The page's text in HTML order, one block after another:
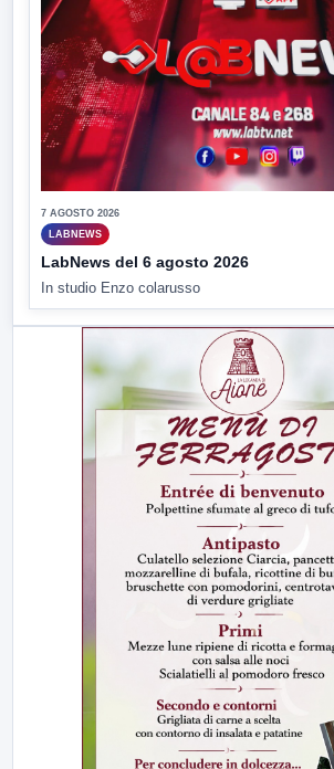
7 AGOSTO 2026
LABNEWS
LabNews del 6 agosto 2026
In studio Enzo colarusso